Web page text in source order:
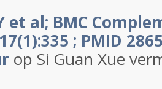
et al; BMC
; PMID
op Si Guan Xue